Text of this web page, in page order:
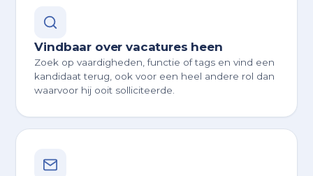
Vindbaar over vacatures heen
Zoek op vaardigheden, functie of tags en vind een
kandidaat terug, ook voor een heel andere rol dan
waarvoor hij ooit solliciteerde.